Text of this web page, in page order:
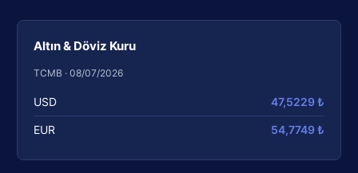
Altın & Döviz Kuru
TCMB · 08/07/2026
USD 47,5229 ₺
EUR 54,7749 ₺